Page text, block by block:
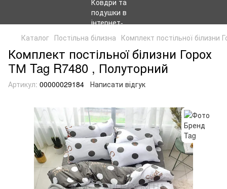
Каталог Постільна білизна Комплект постільної білизни
Комплект постільної білизни Горох
ТМ Tag R7480 , Полуторний
Артикул: 00000029184 Написати відгук